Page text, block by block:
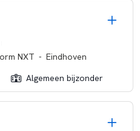
NXT - Eindhoven
Algemeen bijzonder